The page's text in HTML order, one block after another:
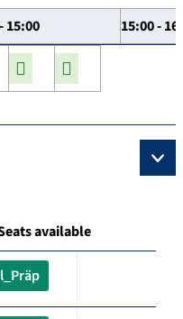
15:00 15:00 -
available